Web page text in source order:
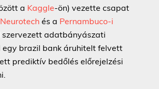
a Kaggle-ön) vezette csapat
Neurotechés a Pernambuco-i
adatbányászati
egy brazil bank áruhitelt felvett
prediktív bedőlés előrejelzési